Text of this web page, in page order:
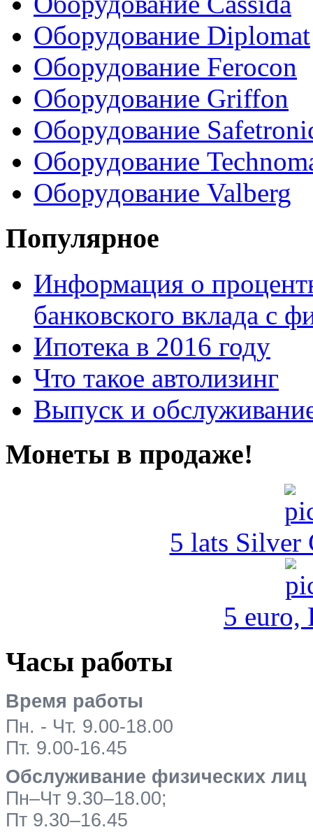
Оборудование Diplomat
Оборудование Ferocon
Оборудование Griffon
Оборудование
Оборудование
Оборудование Valberg
Популярное
Информация о
банковского вклада с
Ипотека в 2016 году
Что такое автолизинг
Выпуск и
Монеты в продаже!
5 lats Silver
5 euro,
Часы работы
Время работы
Пн. - Чт. 9.00-18.00
Пт. 9.00-16.45
Обслуживание физических лиц
Пн–Чт 9.30–18.00;
Пт 9.30–16.45